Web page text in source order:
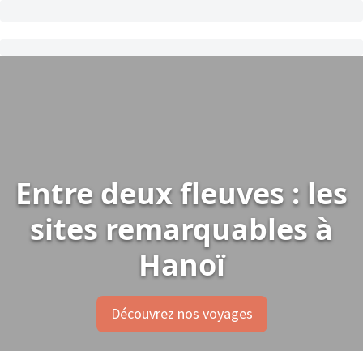
Entre deux fleuves : les
sites remarquables à
Hanoï
Découvrez nos voyages